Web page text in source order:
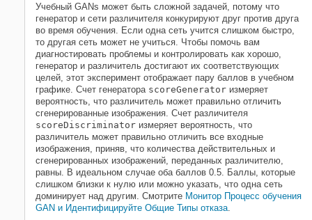
Учебный GANs может быть сложной задачей, потому что
генератор и сети различителя конкурируют друг против друга
во время обучения. Если одна сеть учится слишком быстро,
то другая сеть может не учиться. Чтобы помочь вам
диагностировать проблемы и контролировать как хорошо,
генератор и различитель достигают их соответствующих
целей, этот эксперимент отображает пару баллов в учебном
графике. Счет генератора scoreGenerator измеряет
вероятность, что различитель может правильно отличить
сгенерированные изображения. Счет различителя
scoreDiscriminator измеряет вероятность, что
различитель может правильно отличить все входные
изображения, приняв, что количества действительных и
сгенерированных изображений, переданных различителю,
равны. В идеальном случае оба баллов 0.5. Баллы, которые
слишком близки к нулю или можно указать, что одна сеть
доминирует над другим. Смотрите Монитор Процесс обучения
GAN и Идентифицируйте Общие Типы отказа